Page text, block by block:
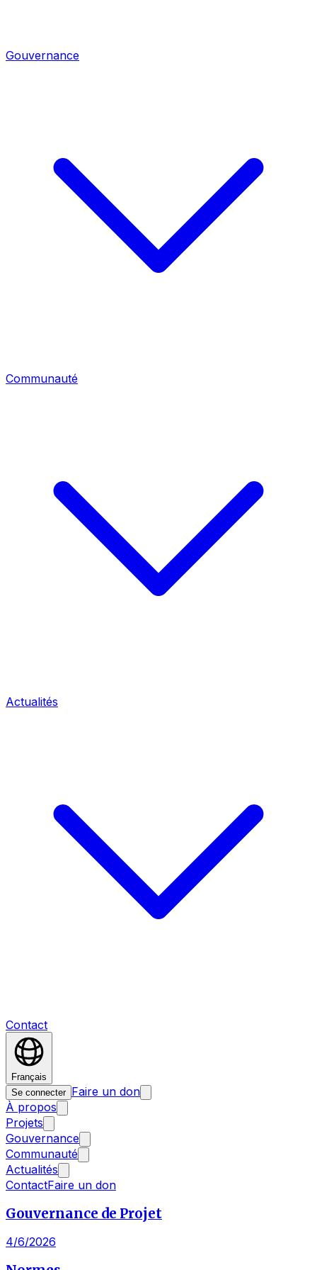
Gouvernance
Communauté
Actualités
Contact
Français
Se connecter Faire un don
À propos
Projets
Gouvernance
Communauté
Actualités
ContactFaire un don
Gouvernance de Projet
4/6/2026